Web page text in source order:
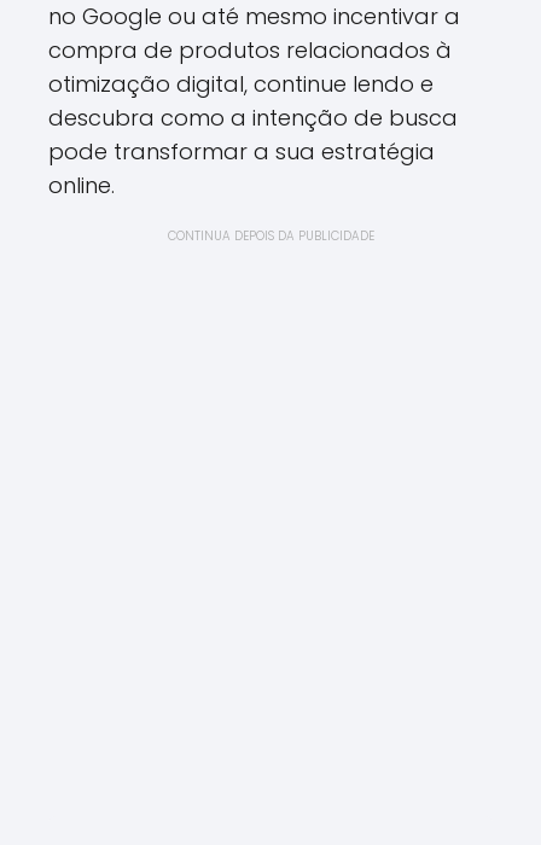
no Google ou até mesmo incentivar a
compra de produtos relacionados à
otimização digital, continue lendo e
descubra como a intenção de busca
pode transformar a sua estratégia
online.
CONTINUA DEPOIS DA PUBLICIDADE